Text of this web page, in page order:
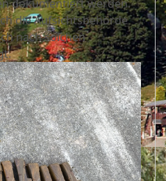
dokumentiert werden.
die Aufsichtsbehörde
nach solchen